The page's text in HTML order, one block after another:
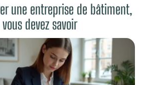
une entreprise de bâtiment,
devez savoir